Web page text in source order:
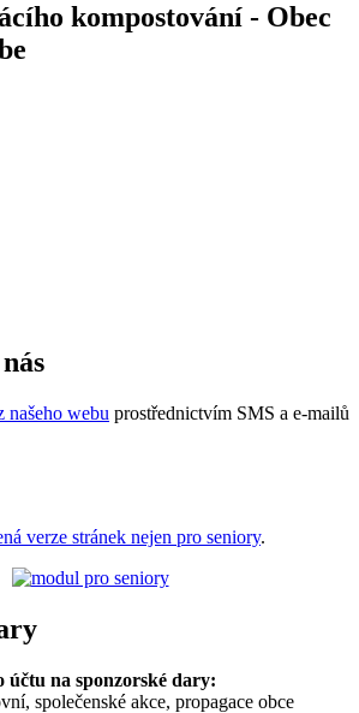
kompostování - Obec
našeho webu prostřednictvím SMS a e-mailů
verze stránek nejen pro seniory.
účtu na sponzorské dary:
společenské akce, propagace obce